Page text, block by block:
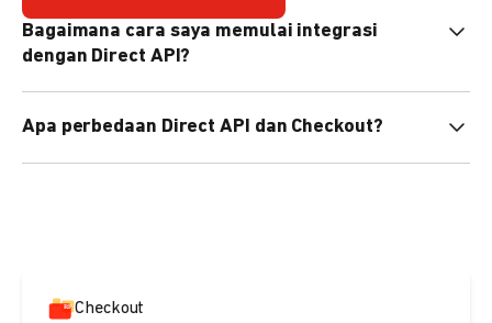
Bagaimana cara saya memulai integrasi
dengan Direct API?
pemrograman untuk membantu integrasi Anda. Pelajari
Apa perbedaan Direct API dan Checkout?
Checkout